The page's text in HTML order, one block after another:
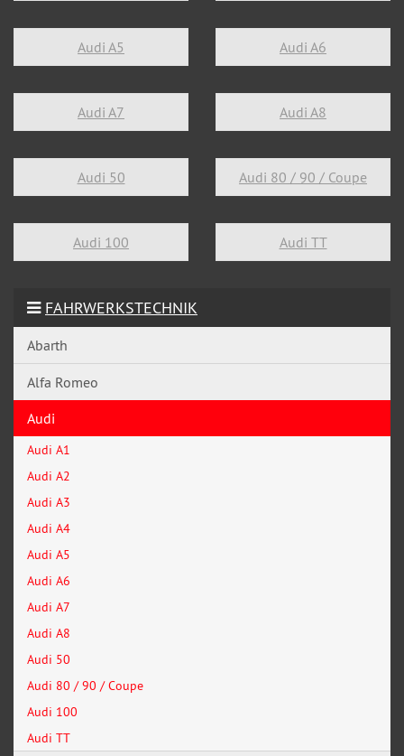
Audi A5 Audi A6
Audi A7 Audi A8
Audi 50 Audi 80 / 90 / Coupe
Audi 100 Audi TT
FAHRWERKSTECHNIK
Abarth
Alfa Romeo
Audi
Audi A1
Audi A2
Audi A3
Audi A4
Audi A5
Audi A6
Audi A7
Audi A8
Audi 50
Audi 80 / 90 / Coupe
Audi 100
Audi TT